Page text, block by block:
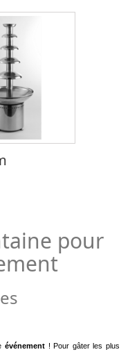
pour
événement! Pour gâter les plus